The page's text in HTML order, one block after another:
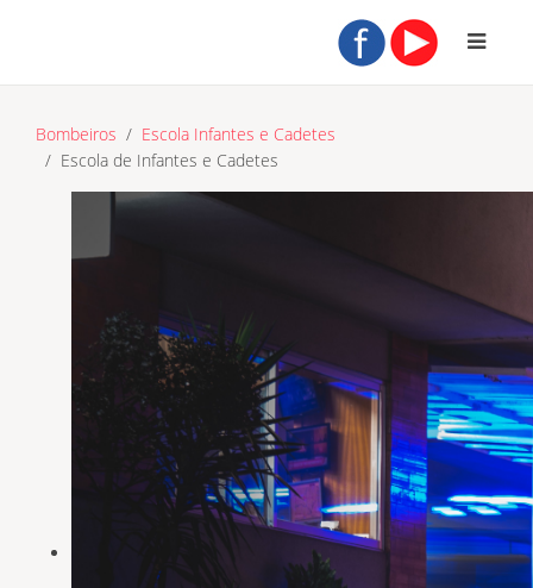
Bombeiros
Escola Infantes e Cadetes
Escola de Infantes e Cadetes